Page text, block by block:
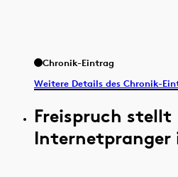
Chronik-Eintrag
Weitere Details des Chronik-
Freispruch stellt
Internetpranger